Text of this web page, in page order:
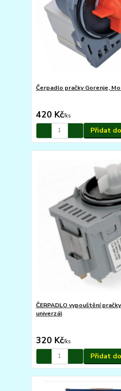
Čerpadlo pračky Gorenje,
420 Kč/ks
Přidat
ČERPADLO vypouštění
univerzál
320 Kč/ks
Přidat